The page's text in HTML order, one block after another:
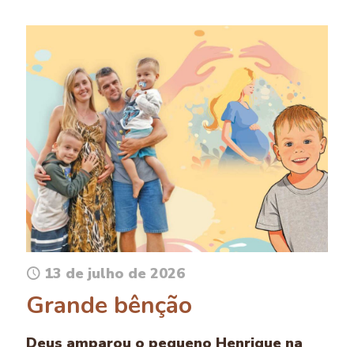
13 de julho de 2026
Grande bênção
Deus amparou o pequeno Henrique na